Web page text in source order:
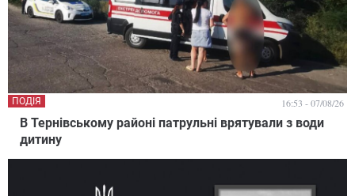
В Тернівському районі патрульні врятували з води
дитину
ПОДІЯ 16:53 - 07/08/26